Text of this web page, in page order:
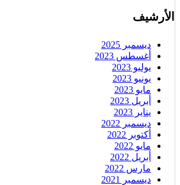
الأرشيف
ديسمبر 2025
أغسطس 2023
يوليو 2023
يونيو 2023
مايو 2023
أبريل 2023
يناير 2023
ديسمبر 2022
أكتوبر 2022
مايو 2022
أبريل 2022
مارس 2022
ديسمبر 2021